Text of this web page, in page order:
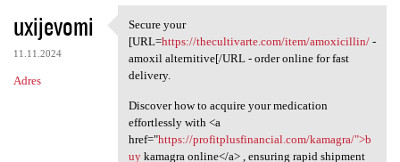
K
o
m
e
uxijevomi
11.11.2024
Adres
Secure your [URL=https:/
Secure your
[URL=https://thecultivarte.com/item/amoxicillin/-
amoxil alternitive[/URL - order online for fast
delivery.
Discover how to acquire your medication
effortlessly with <a
href="https://profitplusfinancial.com/kamagra/">b
uykamagra online</a> , ensuring rapid shipment